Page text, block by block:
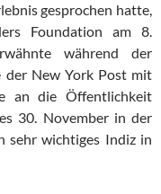
gesprochen hatte,
Foundation am 8.
während der
der New York Post mit
an die Öffentlichkeit
30. November in der
sehr wichtiges Indiz in